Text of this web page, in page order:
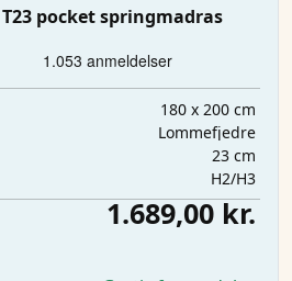
pocket springmadras
180 x 200 cm
Lommefjedre
23 cm
H2/H3
1.689,00 kr.